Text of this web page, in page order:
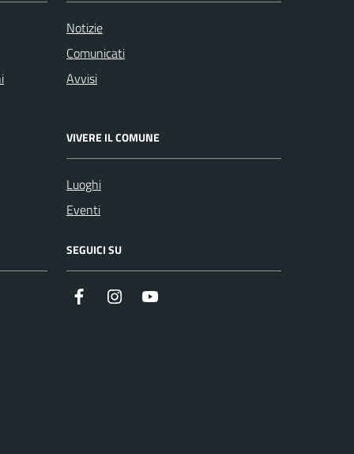
Notizie
Comunicati
Avvisi
VIVERE IL COMUNE
Luoghi
Eventi
SEGUICI SU
Facebook Instagram